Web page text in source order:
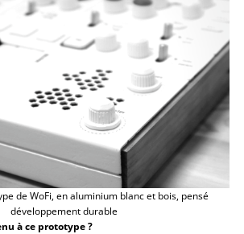
de WoFi, en aluminium blanc et bois, pensé
développement durable
à ce prototype ?